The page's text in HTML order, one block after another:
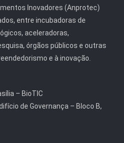
Inovadores (Anprotec)
entre incubadoras de
aceleradoras,
órgãos públicos e outras
e à inovação.
– BioTIC
de Governança – Bloco B,